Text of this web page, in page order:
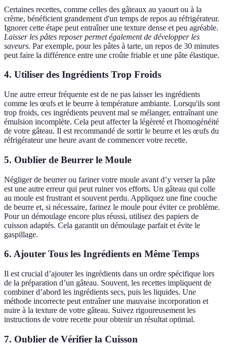
Certaines recettes, comme celles des gâteaux au yaourt ou à la
crème, bénéficient grandement d'un temps de repos au réfrigérateur.
Ignorer cette étape peut entraîner une texture dense et peu agréable.
Laisser les pâtes reposer permet également de développer les
saveurs. Par exemple, pour les pâtes à tarte, un repos de 30 minutes
peut faire la différence entre une croûte friable et une pâte élastique.
4. Utiliser des Ingrédients Trop Froids
Une autre erreur fréquente est de ne pas laisser les ingrédients
comme les œufs et le beurre à température ambiante. Lorsqu'ils sont
trop froids, ces ingrédients peuvent mal se mélanger, entraînant une
émulsion incomplète. Cela peut affecter la légèreté et l'homogénéité
de votre gâteau. Il est recommandé de sortir le beurre et les œufs du
réfrigérateur une heure avant de commencer votre recette.
5. Oublier de Beurrer le Moule
Négliger de beurrer ou fariner votre moule avant d’y verser la pâte
est une autre erreur qui peut ruiner vos efforts. Un gâteau qui colle
au moule est frustrant et souvent perdu. Appliquez une fine couche
de beurre et, si nécessaire, farinez le moule pour éviter ce problème.
Pour un démoulage encore plus réussi, utilisez des papiers de
cuisson adaptés. Cela garantit un démoulage parfait et évite le
gaspillage.
6. Ajouter Tous les Ingrédients en Même Temps
Il est crucial d’ajouter les ingrédients dans un ordre spécifique lors
de la préparation d’un gâteau. Souvent, les recettes impliquent de
combiner d’abord les ingrédients secs, puis les liquides. Une
méthode incorrecte peut entraîner une mauvaise incorporation et
nuire à la texture de votre gâteau. Suivez rigoureusement les
instructions de votre recette pour obtenir un résultat optimal.
7. Oublier de Vérifier la Cuisson